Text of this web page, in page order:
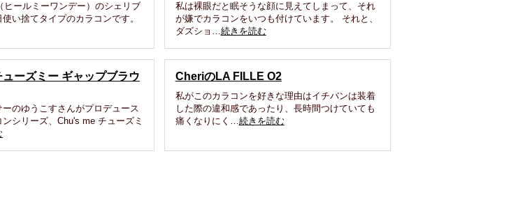
ヒールミーワンデー）のシェリブ
い捨てタイプのカラコンです。
私は裸眼だと眠そうな顔に見えてしまって、それ
が嫌でカラコンをいつも付けています。 それと、
ダズショ…続きを読む
ューズミー ギャップブラウ
ーのゆうこすさんがプロデュース
シリーズ、Chu's me チューズミ
CheriのLA FILLE O2
私がこのカラコンを好きな理由はイチバンは装着
した際の違和感であったり、長時間つけていても
痛くなりにく…続きを読む